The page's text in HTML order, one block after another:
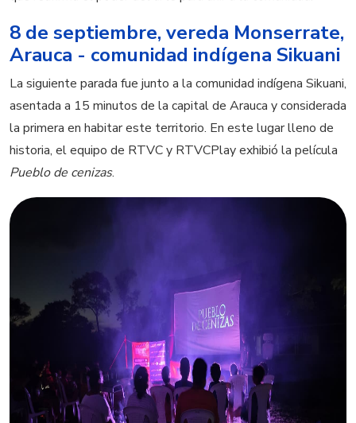
8 de septiembre, vereda Monserrate,
Arauca - comunidad indígena Sikuani
La siguiente parada fue junto a la comunidad indígena Sikuani,
asentada a 15 minutos de la capital de Arauca y considerada
la primera en habitar este territorio. En este lugar lleno de
historia, el equipo de RTVC y RTVCPlay exhibió la película
Pueblo de cenizas.